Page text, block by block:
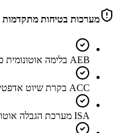
מערכות בטיחות מתקדמות
AEB בלימה אוטונומית כולל זיהוי הולכי רגל ואופניים
ACC בקרת שיוט אדפטיבית כולל סיוע בפקקים
ISA מערכת הגבלה אוטומטית למהירות הרכב